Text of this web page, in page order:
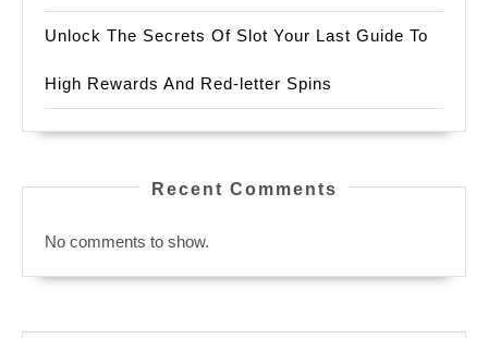
Unlock The Secrets Of Slot Your Last Guide To
High Rewards And Red-letter Spins
Recent Comments
No comments to show.